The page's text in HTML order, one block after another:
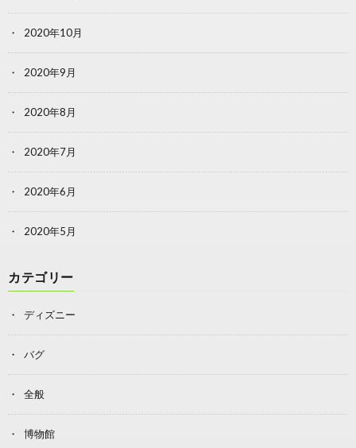
2020年10月
2020年9月
2020年8月
2020年7月
2020年6月
2020年5月
カテゴリー
ディズニー
バグ
全般
博物館